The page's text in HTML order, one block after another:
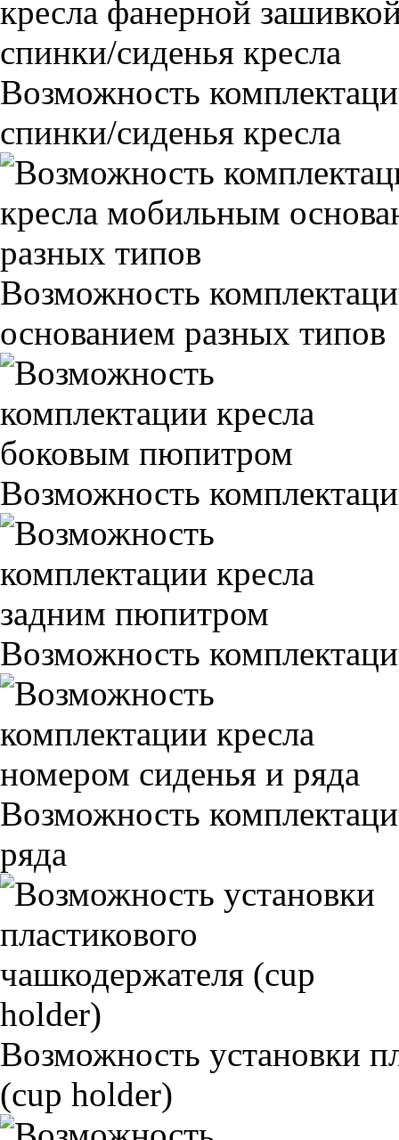
Возможность
спинки/сиденья кресла
Возможность
основанием разных типов
Возможность
Возможность
Возможность
ряда
Возможность установки
(cup holder)